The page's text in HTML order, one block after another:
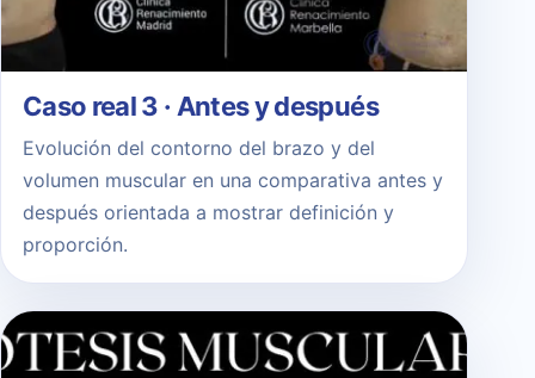
Caso real 3 · Antes y después
Evolución del contorno del brazo y del
volumen muscular en una comparativa antes y
después orientada a mostrar definición y
proporción.